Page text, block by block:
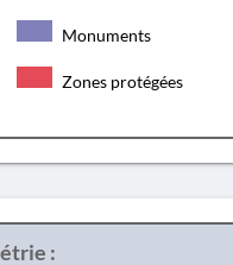
Monuments
Zones protégées
: